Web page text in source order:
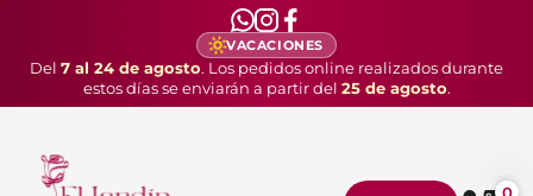
VACACIONES
Del 7 al 24 de agosto. Los pedidos online realizados durante
estos días se enviarán a partir del 25 de agosto.